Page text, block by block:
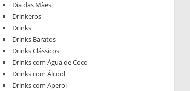
Dia das Mães
Drinkeros
Drinks
Drinks Baratos
Drinks Clássicos
Drinks com Água de Coco
Drinks com Álcool
Drinks com Aperol